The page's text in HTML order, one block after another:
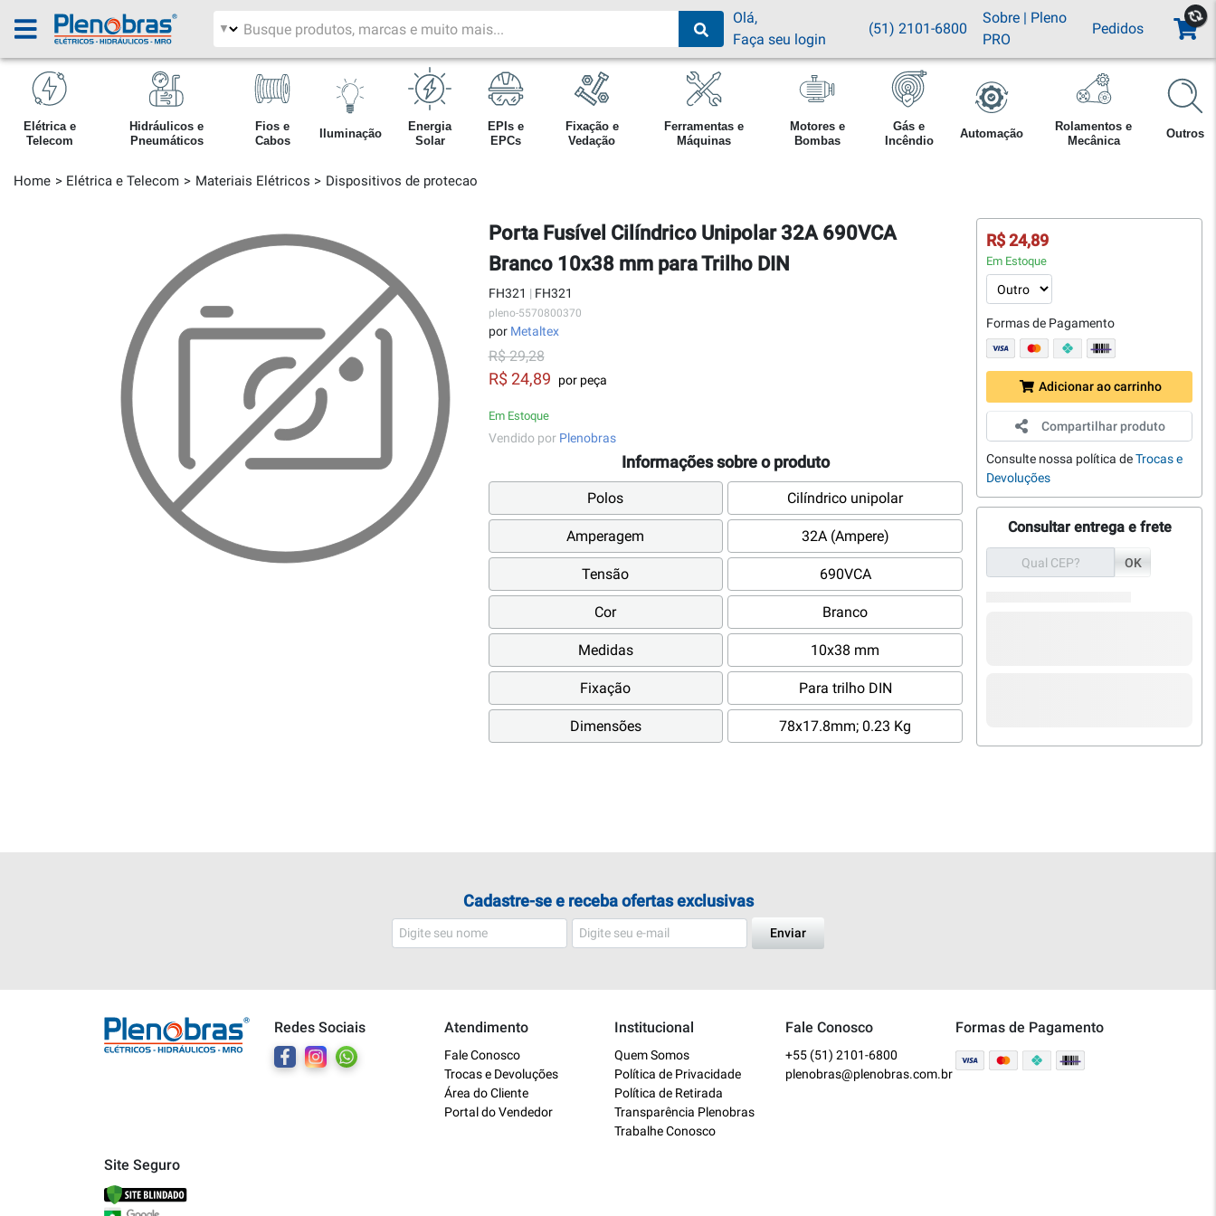
Filtrar por área
Pesquisar produtos
Olá,
Faça seu login
(51) 2101-6800
Sobre| Pleno
PRO
Pedidos
Elétrica e
Telecom
Hidráulicos e
Pneumáticos
Fios e
Cabos
Iluminação
Energia
Solar
EPIs e
EPCs
Fixação e
Vedação
Ferramentas e
Máquinas
Motores e
Bombas
Gás e
Incêndio
Automação
Rolamentos e
Mecânica
Outros
Home Elétrica e Telecom Materiais Elétricos Dispositivos de protecao
Porta Fusível Cilíndrico Unipolar 32A 690VCA
Branco 10x38 mm para Trilho DIN
FH321 | FH321
pleno-5570800370
por Metaltex
R$ 29,28
R$ 24,89 por peça
Em Estoque
Vendido por Plenobras
Informações sobre o produto
Polos Cilíndrico unipolar
Amperagem 32A (Ampere)
Tensão 690VCA
Cor Branco
Medidas 10x38 mm
Fixação Para trilho DIN
Dimensões 78x17.8mm; 0.23 Kg
R$ 24,89
Em Estoque
Formas de Pagamento
Adicionar ao carrinho
Compartilhar produto
Consulte nossa política deTrocas e
Devoluções
Consultar entrega e frete
OK
Cadastre-se e receba ofertas exclusivas
Enviar
Redes Sociais Atendimento
Fale Conosco
Trocas e Devoluções
Área do Cliente
Portal do Vendedor
Institucional
Quem Somos
Política de Privacidade
Política de Retirada
Transparência Plenobras
Trabalhe Conosco
Fale Conosco
+55 (51) 2101-6800
plenobras@plenobras.com.br
Formas de Pagamento
Site Seguro
Bem vindo a Plenobras! Aqui você
encontra toda a linha de materiais
Dúvidas técnicas sobre produtos
Informações sobre um pedido